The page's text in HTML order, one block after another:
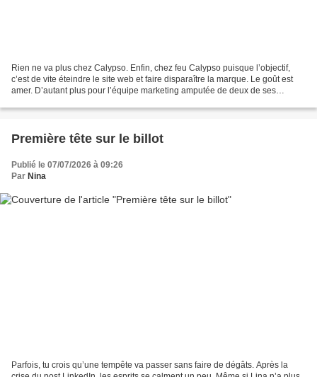
Rien ne va plus chez Calypso. Enfin, chez feu Calypso puisque l’objectif,
c’est de vite éteindre le site web et faire disparaître la marque. Le goût est
amer. D’autant plus pour l’équipe marketing amputée de deux de ses
Première tête sur le billot
Publié le 07/07/2026 à 09:26
Par Nina
Parfois, tu crois qu’une tempête va passer sans faire de dégâts. Après la